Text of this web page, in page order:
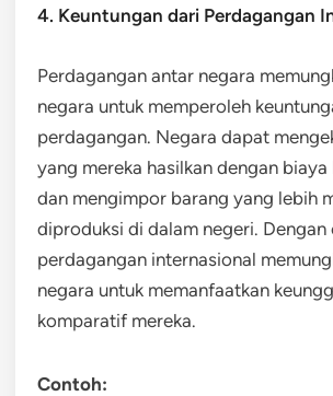
4. Keuntungan dari Perdagangan
Perdagangan antar negara
negara untuk memperoleh
perdagangan. Negara dapat
yang mereka hasilkan dengan biaya
dan mengimpor barang yang lebih
diproduksi di dalam negeri. Dengan
perdagangan internasional
negara untuk memanfaatkan
komparatif mereka.
Contoh: